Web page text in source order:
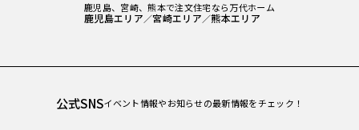
鹿児島、宮崎、熊本で注文住宅なら万代ホーム
鹿児島エリア／宮崎エリア／熊本エリア
公式SNSイベント情報やお知らせの最新情報をチェック！